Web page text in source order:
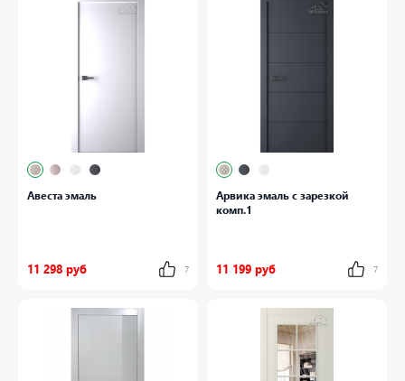
Авеста эмаль
11 298 руб 7
Арвика эмаль с зарезкой
комп.1
11 199 руб 7